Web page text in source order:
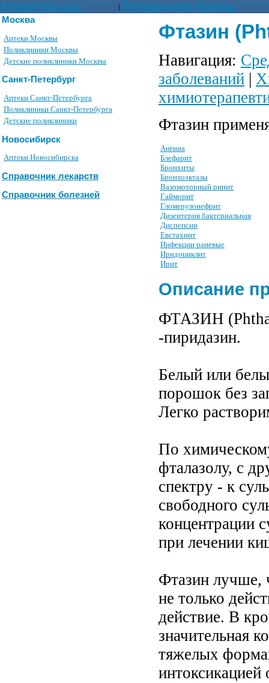
Аптеки Москвы | Поликлиники Москвы
Москва
Аптеки Москвы
Поликлиники Москвы
Детские поликлиники Москвы
Санкт-Петербург
Аптеки Санкт-Петербурга
Поликлиники Санкт-Петербурга
Детские поликлиники
Новосибирск
Аптеки Новосибирска
Справочник лекарств
Справочник болезней
Фтазин
Навигация:
заболеваний |
Фтазин
Ангина
Блефарит
Бронхиты
Бронхоэктазы
Вазомоторный ринит
Гайморит
Гломерулонефрит
Дизентерия бактериальная
Диспепсии
Евстахиит
Инфекции раневые
Иридоциклит
Ирит
Описание
ФТАЗИН
-пиридазин.
Белый или
порошок без
Легко
По
фталазолу, с
спектру - к
свободного
концентрации
при лечении
Фтазин лучше,
не только
действие. В
значительная
тяжелых
интоксикацией